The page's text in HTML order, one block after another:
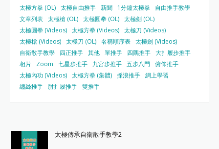
太極方拳 (OL) 太極自由推手 新聞 1分鐘太極拳
自由推手教學
文章列表 太極槍 (OL) 太極圓拳 (OL) 太極劍 (OL)
太極圓拳 (Videos) 太極方拳 (Videos) 太極刀 (Videos)
太極槍 (Videos) 太極刀 (OL) 名稱順序表 太極劍 (Videos)
自衛散手教學
四正推手 其他 單推手 四隅推手 大扌履步推手
相片
Zoom 七星步推手 九宮步推手 五步八門
俯仰推手
太極內功 (Videos) 太極方拳 (集體) 採浪推手 網上學習
纏絲推手
肘扌履推手 雙推手
太極傳承自衛散手教學2